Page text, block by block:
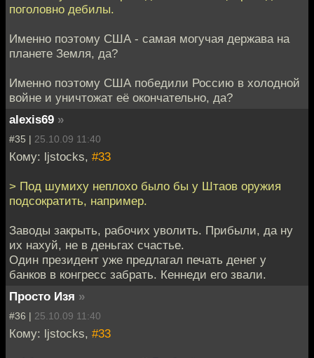
поголовно дебилы.
Именно поэтому США - самая могучая держава на
планете Земля, да?
Именно поэтому США победили Россию в холодной
войне и уничтожат её окончательно, да?
alexis69 »
#35 | 25.10.09 11:40
Кому: ljstocks, #33
> Под шумиху неплохо было бы у Штаов оружия
подсократить, например.
Заводы закрыть, рабочих уволить. Прибыли, да ну
их нахуй, не в деньгах счастье.
Один президент уже предлагал печать денег у
банков в конгресс забрать. Кеннеди его звали.
Просто Изя »
#36 | 25.10.09 11:40
Кому: ljstocks, #33